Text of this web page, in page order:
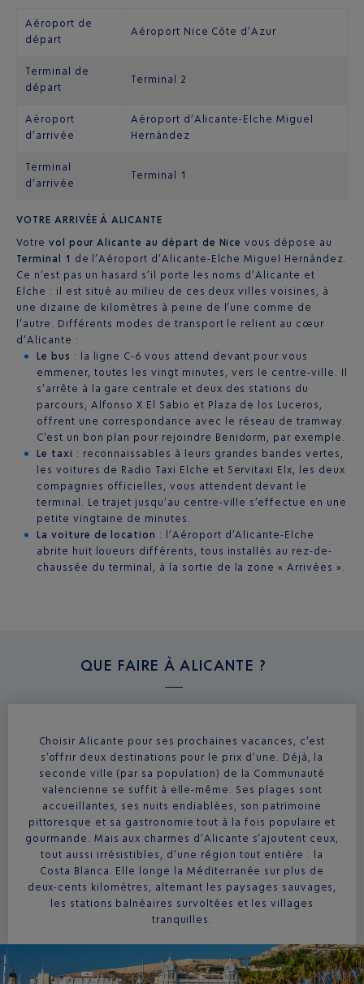
Aéroport de
départ
Aéroport Nice Côte d’Azur
Terminal de
départ
Terminal 2
Aéroport
d’arrivée
Aéroport d’Alicante-Elche Miguel
Hernández
Terminal
d’arrivée
Terminal 1
VOTRE ARRIVÉE À ALICANTE
Votre vol pour Alicante au départ de Nice vous dépose au
Terminal 1 de l’Aéroport d’Alicante-Elche Miguel Hernández.
Ce n’est pas un hasard s’il porte les noms d’Alicante et
Elche : il est situé au milieu de ces deux villes voisines, à
une dizaine de kilomètres à peine de l’une comme de
l’autre. Différents modes de transport le relient au cœur
d’Alicante :
Le bus : la ligne C-6 vous attend devant pour vous
emmener, toutes les vingt minutes, vers le centre-ville. Il
s’arrête à la gare centrale et deux des stations du
parcours, Alfonso X El Sabio et Plaza de los Luceros,
offrent une correspondance avec le réseau de tramway.
C’est un bon plan pour rejoindre Benidorm, par exemple.
Le taxi : reconnaissables à leurs grandes bandes vertes,
les voitures de Radio Taxi Elche et Servitaxi Elx, les deux
compagnies officielles, vous attendent devant le
terminal. Le trajet jusqu’au centre-ville s’effectue en une
petite vingtaine de minutes.
La voiture de location : l’Aéroport d’Alicante-Elche
abrite huit loueurs différents, tous installés au rez-de-
chaussée du terminal, à la sortie de la zone « Arrivées ».
QUE FAIRE À ALICANTE ?
Choisir Alicante pour ses prochaines vacances, c’est
s’offrir deux destinations pour le prix d’une. Déjà, la
seconde ville (par sa population) de la Communauté
valencienne se suffit à elle-même. Ses plages sont
accueillantes, ses nuits endiablées, son patrimoine
pittoresque et sa gastronomie tout à la fois populaire et
gourmande. Mais aux charmes d’Alicante s’ajoutent ceux,
tout aussi irrésistibles, d’une région tout entière : la
Costa Blanca. Elle longe la Méditerranée sur plus de
deux-cents kilomètres, alternant les paysages sauvages,
les stations balnéaires survoltées et les villages
tranquilles.